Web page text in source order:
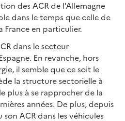
des ACR de l'Allemagne
dans le temps que celle de
France en particulier.
dans le secteur
En revanche, hors
il semble que ce soit le
la structure sectorielle à
plus à se rapprocher de la
années. De plus, depuis
ACR dans les véhicules